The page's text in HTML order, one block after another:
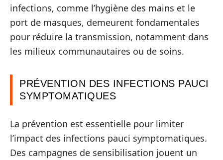
infections, comme l’hygiène des mains et le
port de masques, demeurent fondamentales
pour réduire la transmission, notamment dans
les milieux communautaires ou de soins.
PRÉVENTION DES INFECTIONS PAUCI
SYMPTOMATIQUES
La prévention est essentielle pour limiter
l’impact des infections pauci symptomatiques.
Des campagnes de sensibilisation jouent un